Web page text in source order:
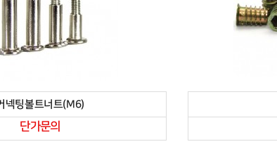
넥팅볼트너트(M6)
단가문의